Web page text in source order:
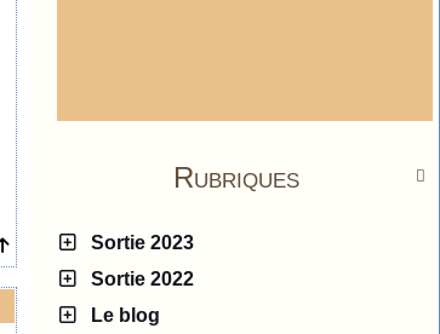

Rubriques
Sortie 2023
Sortie 2022
Le blog